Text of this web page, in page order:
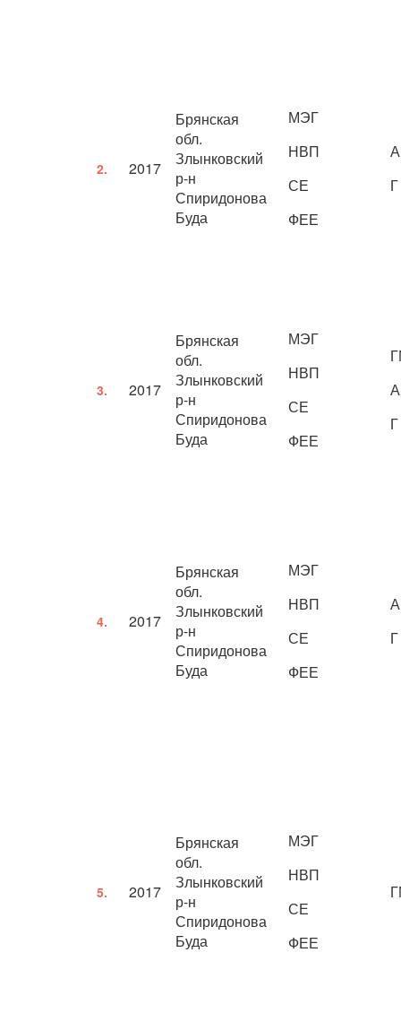
2. 2017
Брянская
обл.
Злынковский
р-н
Спиридонова
Буда
МЭГ
НВП
СЕ
ФЕЕ
А
Г
3. 2017
Брянская
обл.
Злынковский
р-н
Спиридонова
Буда
МЭГ
НВП
СЕ
ФЕЕ
А
Г
4. 2017
Брянская
обл.
Злынковский
р-н
Спиридонова
Буда
МЭГ
НВП
СЕ
ФЕЕ
А
Г
5. 2017
Брянская
обл.
Злынковский
р-н
Спиридонова
Буда
МЭГ
НВП
СЕ
ФЕЕ